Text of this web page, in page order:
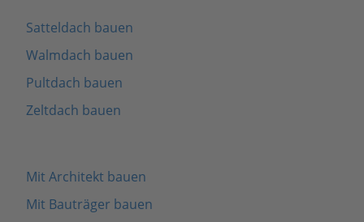
Satteldach bauen
Walmdach bauen
Pultdach bauen
Zeltdach bauen
Mit Architekt bauen
Mit Bauträger bauen